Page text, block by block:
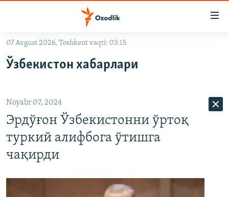
Асосий
Қидиришга
ўтинг
OZODLIK SURISHTIRUVLARI
На русском
ИЖТИМОИЙ ТАРМОҚЛАР
07 Avgust 2026, Toshkent vaqti: 03:15
Ўзбекистон хабарлари
Noyabr 07, 2024
Эрдўғон Ўзбекистонни ўртоқ
туркий алифбога ўтишга
чақирди